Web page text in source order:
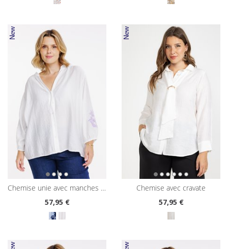
chemise unie avec manches brodées
57,95 €
chemise avec cravate
57,95 €